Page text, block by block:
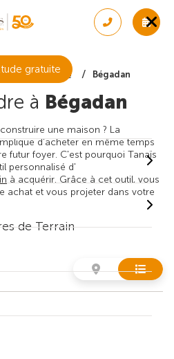
gratuite
Gironde Bégadan
à Bégadan
une maison ? La
d'acheter en même temps
futur foyer. C'est pourquoi Tanaïs
personnalisé d'
à acquérir. Grâce à cet outil, vous
achat et vous projeter dans votre
de Terrain